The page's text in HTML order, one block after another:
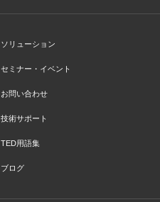
ソリューション
セミナー・イベント
お問い合わせ
技術サポート
TED用語集
ブログ